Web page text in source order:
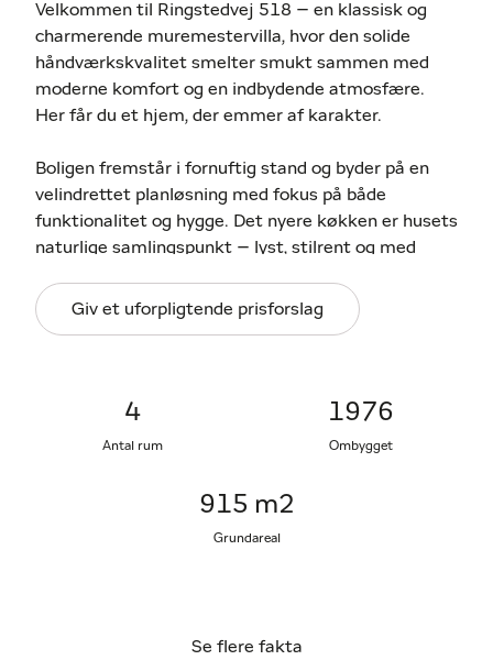
Velkommen til Ringstedvej 518 – en klassisk og
charmerende muremestervilla, hvor den solide
håndværkskvalitet smelter smukt sammen med
moderne komfort og en indbydende atmosfære.
Her får du et hjem, der emmer af karakter.
Boligen fremstår i fornuftig stand og byder på en
velindrettet planløsning med fokus på både
funktionalitet og hygge. Det nyere køkken er husets
naturlige samlingspunkt – lyst, stilrent og med
Herfra er der åben forbindelse til de rummelige
opholdsrum, hvor store vinduespartier sikrer et
plads til både børn og voksne, samt en kælder, der
om et hobbyrum, opbevaring eller et praktisk
det, du har brug for i hverdagen. Her er kort afstand
Giv et uforpligtende prisforslag
4
Antal rum
1976
Ombygget
915 m2
Grundareal
Se flere fakta